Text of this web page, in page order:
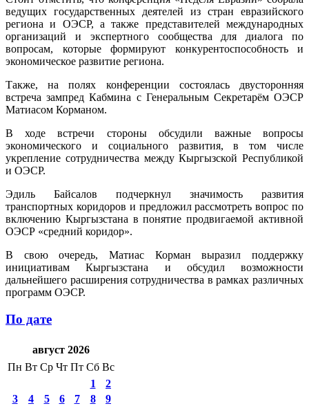
ведущих государственных деятелей из стран евразийского
региона и ОЭСР, а также представителей международных
организаций и экспертного сообщества для диалога по
вопросам, которые формируют конкурентоспособность и
экономическое развитие региона.
Также, на полях конференции состоялась двусторонняя
встреча зампред Кабмина с Генеральным Секретарём ОЭСР
Матиасом Корманом.
В ходе встречи стороны обсудили важные вопросы
экономического и социального развития, в том числе
укрепление сотрудничества между Кыргызской Республикой
и ОЭСР.
Эдиль Байсалов подчеркнул значимость развития
транспортных коридоров и предложил рассмотреть вопрос по
включению Кыргызстана в понятие продвигаемой активной
ОЭСР «средний коридор».
В свою очередь, Матиас Корман выразил поддержку
инициативам Кыргызстана и обсудил возможности
дальнейшего расширения сотрудничества в рамках различных
программ ОЭСР.
По дате
август 2026
Пн Вт Ср Чт Пт Сб Вс
1
2
3
4 5 6 7 8
9